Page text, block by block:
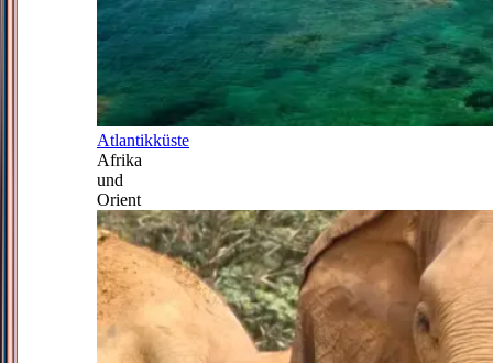
Atlantikküste
Afrika
und
Orient